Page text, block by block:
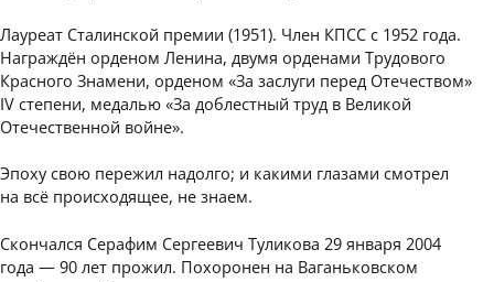
Лауреат Сталинской премии (1951). Член КПСС с 1952 года.
Награждён орденом Ленина, двумя орденами Трудового
Красного Знамени, орденом «За заслуги перед Отечеством»
IV степени, медалью «За доблестный труд в Великой
Отечественной войне».
Эпоху свою пережил надолго; и какими глазами смотрел
на всё происходящее, не знаем.
Скончался Серафим Сергеевич Туликова 29 января 2004
года — 90 лет прожил. Похоронен на Ваганьковском